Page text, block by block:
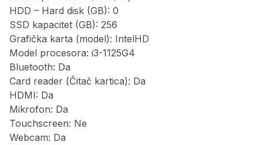
HDD – Hard disk (GB): 0
SSD kapacitet (GB): 256
Grafička karta (model): IntelHD
Model procesora: i3-1125G4
Bluetooth: Da
Card reader (Čitač kartica): Da
HDMI: Da
Mikrofon: Da
Touchscreen: Ne
Webcam: Da